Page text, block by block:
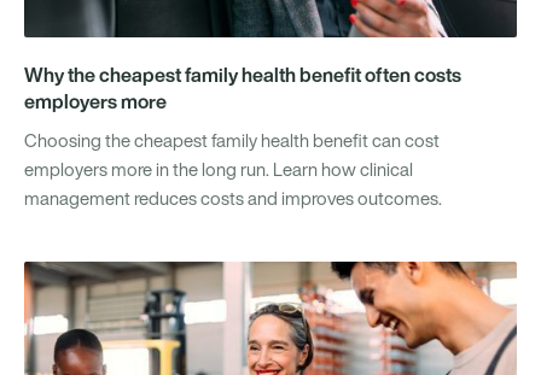
Why the cheapest family health benefit often costs
employers more
Choosing the cheapest family health benefit can cost
employers more in the long run. Learn how clinical
management reduces costs and improves outcomes.